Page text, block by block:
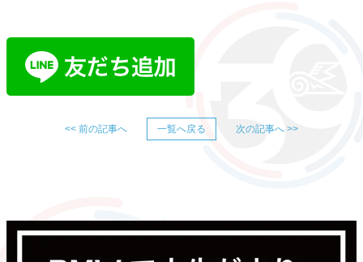
<< 前の記事へ 一覧へ戻る 次の記事へ >>